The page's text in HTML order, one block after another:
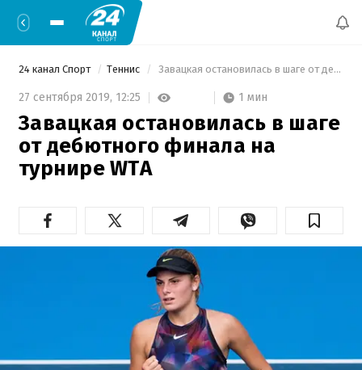
24 канал Спорт Теннис Завацкая остановилась в шаге от дебютного финала на турнире WTA
27 сентября 2019, 12:25 1 мин
Завацкая остановилась в шаге
от дебютного финала на
турнире WTA